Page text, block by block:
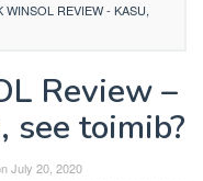
WINSOL REVIEW - KASU,
Review –
see toimib?
July 20, 2020